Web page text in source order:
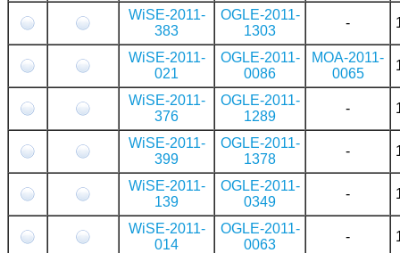
WiSE-2011-
383
OGLE-2011-
1303
-
WiSE-2011-
021
OGLE-2011-
0086
MOA-2011-
0065
WiSE-2011-
376
OGLE-2011-
1289
-
WiSE-2011-
399
OGLE-2011-
1378
-
WiSE-2011-
139
OGLE-2011-
0349
-
WiSE-2011-
014
OGLE-2011-
0063
-